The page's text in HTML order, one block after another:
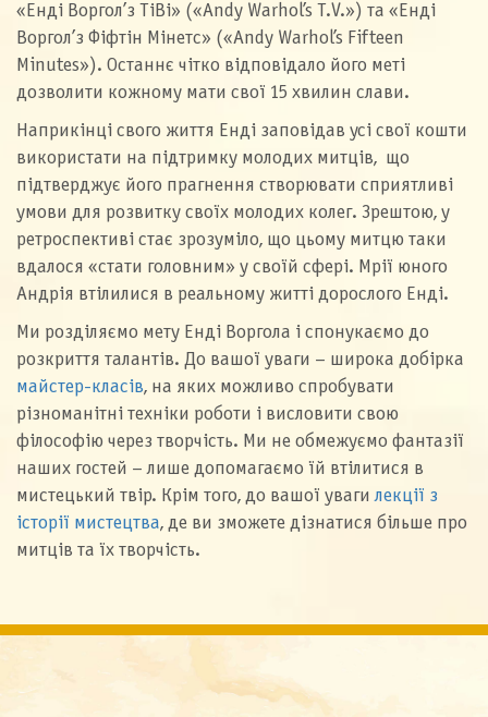
«Енді Воргол’з ТіВі» («Andy Warhol’s T.V.») та «Енді
Воргол’з Фіфтін Мінетс» («Andy Warhol’s Fifteen
Minutes»). Останнє чітко відповідало його меті
дозволити кожному мати свої 15 хвилин слави.
Наприкінці свого життя Енді заповідав усі свої кошти
використати на підтримку молодих митців, що
підтверджує його прагнення створювати сприятливі
умови для розвитку своїх молодих колег. Зрештою, у
ретроспективі стає зрозуміло, що цьому митцю таки
вдалося «стати головним» у своїй сфері. Мрії юного
Андрія втілилися в реальному житті дорослого Енді.
Ми розділяємо мету Енді Воргола і спонукаємо до
розкриття талантів. До вашої уваги – широка добірка
майстер-класів, на яких можливо спробувати
різноманітні техніки роботи і висловити свою
філософію через творчість. Ми не обмежуємо фантазії
наших гостей – лише допомагаємо їй втілитися в
мистецький твір. Крім того, до вашої увагилекції з
історії мистецтва, де ви зможете дізнатися більше про
митців та їх творчість.